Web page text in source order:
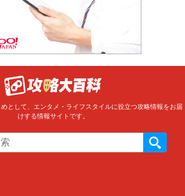
として、エンタメ・ライフスタイルに役立つ攻略情報をお届
けする情報サイトです。